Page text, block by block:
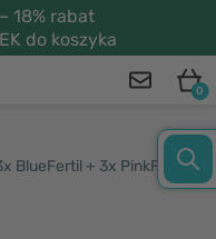
18% rabat
do koszyka
0
3x BlueFertil + 3x PinkFertil - płodność mężczyzn i kobiet